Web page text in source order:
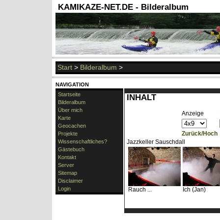
KAMIKAZE-NET.DE - Bilderalbum
Start > Bilderalbum >
NAVIGATION
Startseite
Bilderalbum
Über mich
Karte
Geocachen
Projekte
Wissenschaftliches?
Gästebuch
Kontakt
Server
Sitemap
Disclaimer
Login
INHALT
Anzeige
Zurück/Hoch
Jazzkeller Sauschdall
Rauch ... Ich (Jan)